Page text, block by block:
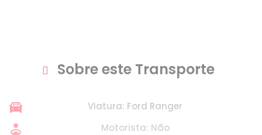
Sobre este Transporte
Viatura: Ford Ranger
Motorista: Não